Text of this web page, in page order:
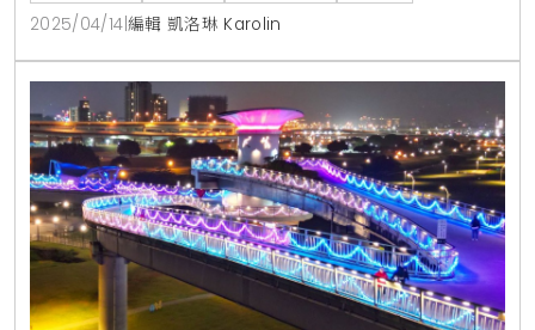
的花朵每年3到4月準時報到，把整個公園裝點得如詩如
畫，吸引大批攝影愛好者和網美前來打卡。特別推薦騎
單車漫遊園區，一邊運動一邊欣賞這片春日限定的白色
花海，感受花瓣隨風飄落的浪漫氛圍！台灣原生流蘇花
盛放 陽光運
2025/04/14 編輯 凱洛琳 Karolin